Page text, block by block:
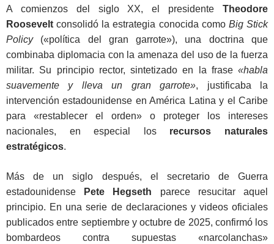
A comienzos del siglo XX, el presidente Theodore
Roosevelt consolidó la estrategia conocida como Big Stick
Policy(«política del gran garrote»), una doctrina que
combinaba diplomacia con la amenaza del uso de la fuerza
militar. Su principio rector, sintetizado en la frase «habla
suavemente y lleva un gran garrote», justificaba la
intervención estadounidense en América Latina y el Caribe
para «restablecer el orden» o proteger los intereses
nacionales, en especial los recursos naturales
estratégicos.
Más de un siglo después, el secretario de Guerra
estadounidense
Pete Hegseth parece resucitar aquel
principio. En una serie de declaraciones y videos oficiales
publicados entre septiembre y octubre de 2025, confirmó los
bombardeos contra supuestas «narcolanchas»